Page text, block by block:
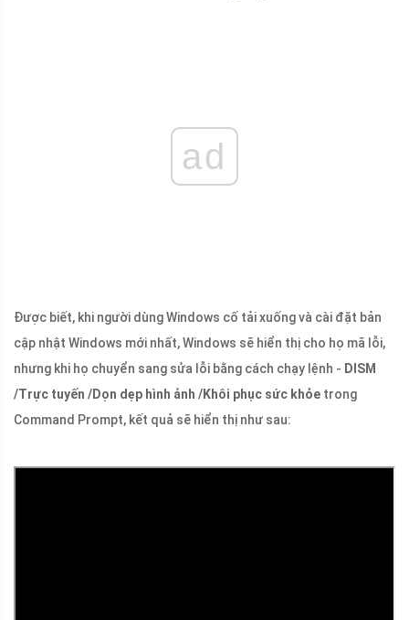
ad
Được biết, khi người dùng Windows cố tải xuống và cài đặt bản
cập nhật Windows mới nhất, Windows sẽ hiển thị cho họ mã lỗi,
nhưng khi họ chuyển sang sửa lỗi bằng cách chạy lệnh - DISM
/Trực tuyến /Dọn dẹp hình ảnh /Khôi phục sức khỏe trong
Command Prompt, kết quả sẽ hiển thị như sau: